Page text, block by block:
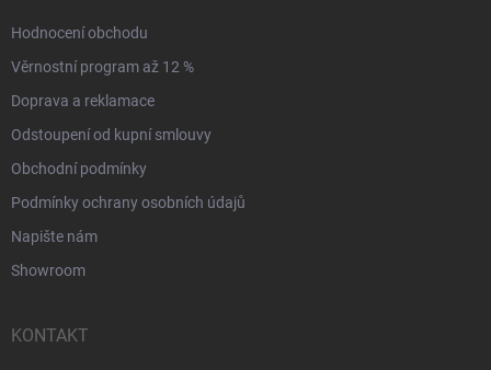
Hodnocení obchodu
Věrnostní program až 12 %
Doprava a reklamace
Odstoupení od kupní smlouvy
Obchodní podmínky
Podmínky ochrany osobních údajů
Napište nám
Showroom
KONTAKT